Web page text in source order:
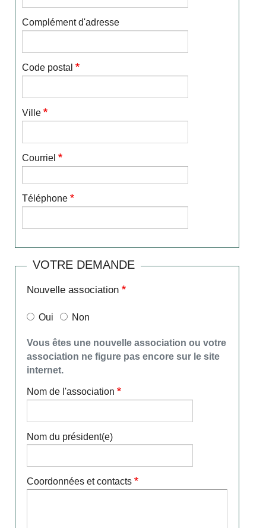
Complément d'adresse
Code postal
Ville
Courriel
Téléphone
VOTRE DEMANDE
Nouvelle association
Oui Non
Vous êtes une nouvelle association ou votre
association ne figure pas encore sur le site
internet.
Nom de l'association
Nom du président(e)
Coordonnées et contacts